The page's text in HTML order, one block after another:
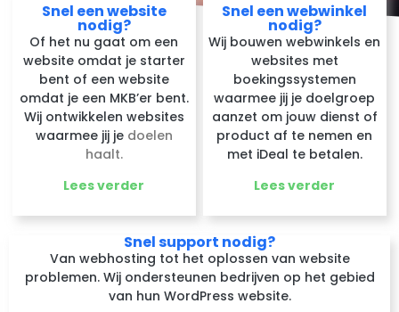
Snel een website
nodig?
Of het nu gaat om een
website omdat je starter
bent of een website
omdat je een MKB’er bent.
Wij ontwikkelen websites
waarmee jij je doelen
haalt.
Lees verder
Snel een webwinkel
nodig?
Wij bouwen webwinkels en
websites met
boekingssystemen
waarmee jij je doelgroep
aanzet om jouw dienst of
product af te nemen en
met iDeal te betalen.
Lees verder
Snel support nodig?
Van webhosting tot het oplossen van website
problemen. Wij ondersteunen bedrijven op het gebied
van hun WordPress website.